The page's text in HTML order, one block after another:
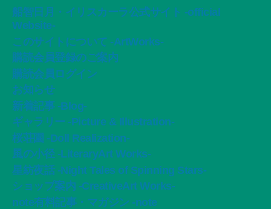
船智日月・イリスカーラ公式サイト -official
Website-
このサイトについて -ArtWorks-
購読会員登録のご案内
購読会員ログイン
お知らせ
新着記事 -Blog-
ギャラリー -Picture & Illustration-
桜荘園 -Doll Realization-
風の小径 -LiteraryArt Works-
星紡夜話 -Night Tales of Spinning Stars-
ショップ案内 -CreativeArt Works-
note有料記事・マガジン -note